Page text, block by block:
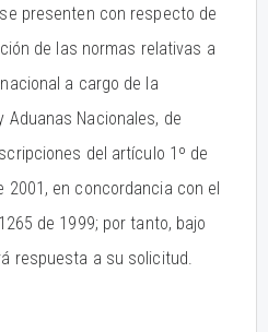
presenten con respecto de
de las normas relativas a
a cargo de la
Aduanas Nacionales, de
del artículo 1º de
2001, en concordancia con el
de 1999; por tanto, bajo
respuesta a su solicitud.